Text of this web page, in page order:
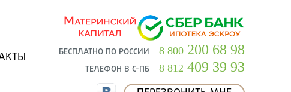
БЕСПЛАТНО ПО РОССИИ 8 800 200 68 98
ТЕЛЕФОН В С-ПБ 8 812 409 39 93